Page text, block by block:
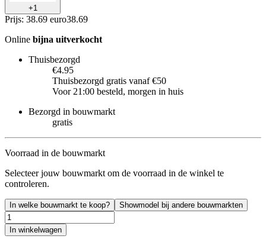
+1
Prijs: 38.69 euro38.69
Online bijna uitverkocht
Thuisbezorgd
€4.95
Thuisbezorgd gratis vanaf €50
Voor 21:00 besteld, morgen in huis
Bezorgd in bouwmarkt
gratis
Voorraad in de bouwmarkt
Selecteer jouw bouwmarkt om de voorraad in de winkel te
controleren.
In welke bouwmarkt te koop? Showmodel bij andere bouwmarkten
In winkelwagen